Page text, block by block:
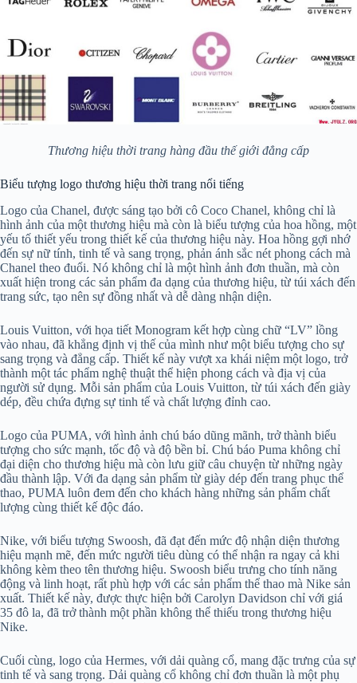
Thương hiệu thời trang hàng đầu thế giới đẳng cấp
Biểu tượng logo thương hiệu thời trang nổi tiếng
Logo của Chanel, được sáng tạo bởi cô Coco Chanel, không chỉ là
hình ảnh của một thương hiệu mà còn là biểu tượng của hoa hồng, một
yếu tố thiết yếu trong thiết kế của thương hiệu này. Hoa hồng gợi nhớ
đến sự nữ tính, tinh tế và sang trọng, phản ánh sắc nét phong cách mà
Chanel theo đuổi. Nó không chỉ là một hình ảnh đơn thuần, mà còn
xuất hiện trong các sản phẩm đa dạng của thương hiệu, từ túi xách đến
trang sức, tạo nên sự đồng nhất và dễ dàng nhận diện.
Louis Vuitton, với họa tiết Monogram kết hợp cùng chữ “LV” lồng
vào nhau, đã khẳng định vị thế của mình như một biểu tượng cho sự
sang trọng và đẳng cấp. Thiết kế này vượt xa khái niệm một logo, trở
thành một tác phẩm nghệ thuật thể hiện phong cách và địa vị của
người sử dụng. Mỗi sản phẩm của Louis Vuitton, từ túi xách đến giày
dép, đều chứa đựng sự tinh tế và chất lượng đỉnh cao.
Logo của PUMA, với hình ảnh chú báo dũng mãnh, trở thành biểu
tượng cho sức mạnh, tốc độ và độ bền bỉ. Chú báo Puma không chỉ
đại diện cho thương hiệu mà còn lưu giữ câu chuyện từ những ngày
đầu thành lập. Với đa dạng sản phẩm từ giày dép đến trang phục thể
thao, PUMA luôn đem đến cho khách hàng những sản phẩm chất
lượng cùng thiết kế độc đáo.
Nike, với biểu tượng Swoosh, đã đạt đến mức độ nhận diện thương
hiệu mạnh mẽ, đến mức người tiêu dùng có thể nhận ra ngay cả khi
không kèm theo tên thương hiệu. Swoosh biểu trưng cho tính năng
động và linh hoạt, rất phù hợp với các sản phẩm thể thao mà Nike sản
xuất. Thiết kế này, được thực hiện bởi Carolyn Davidson chỉ với giá
35 đô la, đã trở thành một phần không thể thiếu trong thương hiệu
Nike.
Cuối cùng, logo của Hermes, với dải quàng cổ, mang đặc trưng của sự
tinh tế và sang trọng. Dải quàng cổ không chỉ đơn thuần là một phụ